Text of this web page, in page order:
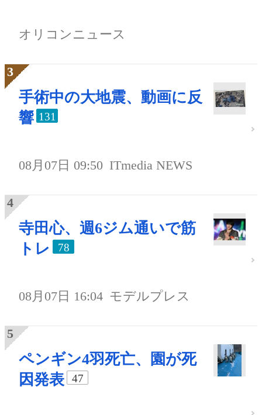
オリコンニュース
手術中の大地震、動画に反
響 131
08月07日 09:50 ITmedia NEWS
寺田心、週6ジム通いで筋
トレ
78
08月07日 16:04 モデルプレス
ペンギン4羽死亡、園が死
因発表
47